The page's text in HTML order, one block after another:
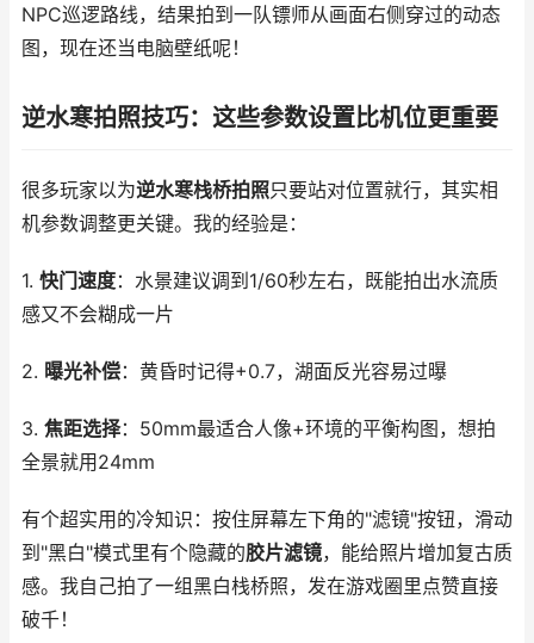
NPC巡逻路线，结果拍到一队镖师从画面右侧穿过的动态
图，现在还当电脑壁纸呢！
逆水寒拍照技巧：这些参数设置比机位更重要
很多玩家以为逆水寒栈桥拍照只要站对位置就行，其实相
机参数调整更关键。我的经验是：
1. 快门速度：水景建议调到1/60秒左右，既能拍出水流质
感又不会糊成一片
2. 曝光补偿：黄昏时记得+0.7，湖面反光容易过曝
3. 焦距选择：50mm最适合人像+环境的平衡构图，想拍
全景就用24mm
有个超实用的冷知识：按住屏幕左下角的"滤镜"按钮，滑动
到"黑白"模式里有个隐藏的胶片滤镜，能给照片增加复古质
感。我自己拍了一组黑白栈桥照，发在游戏圈里点赞直接
破千！